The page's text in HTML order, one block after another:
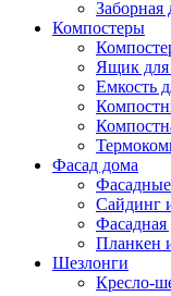
Компостеры
Ящик для
Емкость
Фасад дома
Сайдинг
Планкен
Шезлонги
Кресло-